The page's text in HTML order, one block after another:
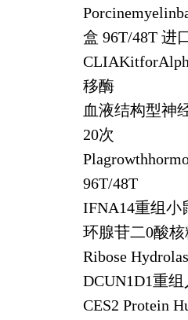
盒 96T/48T 进
移酶
血液结构型神
20次
96T/48T
IFNA14重组小
环腺苷二0酸
Ribose
DCUN1D1重组
CES2 Protein